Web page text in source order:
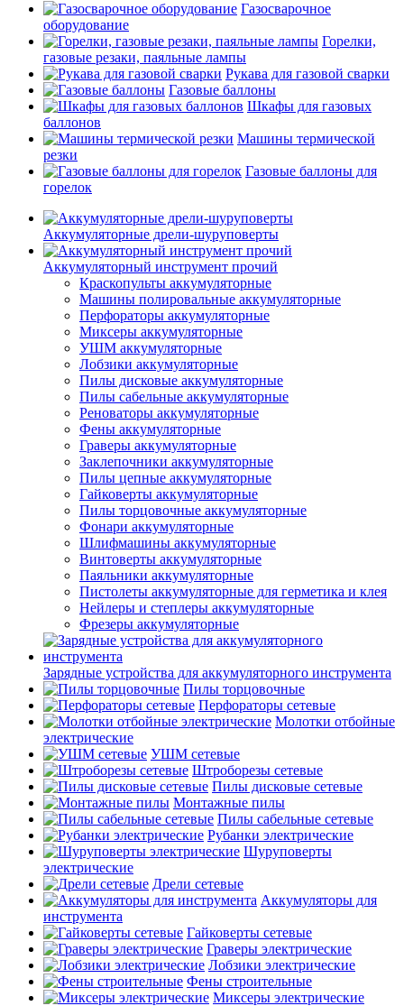
Газосварочное
оборудование
Горелки,
газовые резаки, паяльные лампы
Рукава для газовой сварки
Газовые баллоны
Шкафы для газовых
баллонов
Машины термической
резки
Газовые баллоны для
горелок
Аккумуляторные дрели-шуруповерты
Аккумуляторный инструмент прочий
Краскопульты аккумуляторные
Машины полировальные аккумуляторные
Перфораторы аккумуляторные
Миксеры аккумуляторные
УШМ аккумуляторные
Лобзики аккумуляторные
Пилы дисковые аккумуляторные
Пилы сабельные аккумуляторные
Реноваторы аккумуляторные
Фены аккумуляторные
Граверы аккумуляторные
Заклепочники аккумуляторные
Пилы цепные аккумуляторные
Гайковерты аккумуляторные
Пилы торцовочные аккумуляторные
Фонари аккумуляторные
Шлифмашины аккумуляторные
Винтоверты аккумуляторные
Паяльники аккумуляторные
Пистолеты аккумуляторные для герметика и клея
Нейлеры и степлеры аккумуляторные
Фрезеры аккумуляторные
Зарядные устройства для аккумуляторного инструмента
Пилы торцовочные
Перфораторы сетевые
Молотки отбойные
электрические
УШМ сетевые
Штроборезы сетевые
Пилы дисковые сетевые
Монтажные пилы
Пилы сабельные сетевые
Рубанки электрические
Шуруповерты
электрические
Дрели сетевые
Аккумуляторы для
инструмента
Гайковерты сетевые
Граверы электрические
Лобзики электрические
Фены строительные
Миксеры электрические